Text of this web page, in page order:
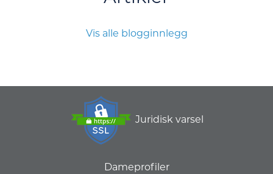
Vis alle blogginnlegg
Juridisk varsel
Dameprofiler